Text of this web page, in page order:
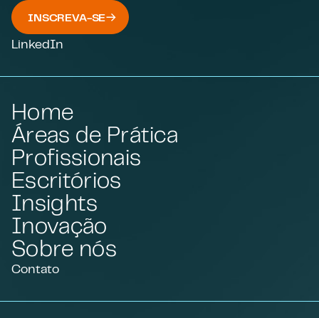
INSCREVA-SE
LinkedIn
Home
Áreas de Prática
Profissionais
Escritórios
Insights
Inovação
Sobre nós
Contato